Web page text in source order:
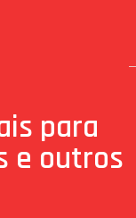
para
e outros